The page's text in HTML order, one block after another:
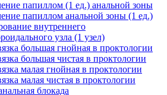
папиллом (1 ед.) анальной зоны
папиллом анальной зоны (1 ед.)
внутреннего
узла (1 узел)
большая гнойная в проктологии
большая чистая в проктологии
малая гнойная в проктологии
малая чистая в проктологии
блокада